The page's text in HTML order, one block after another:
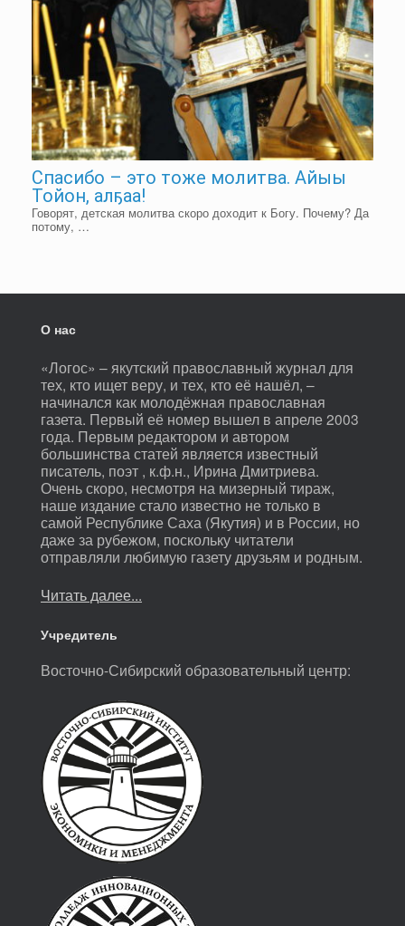
Спасибо – это тоже молитва. Айыы
Тойон, алҕаа!
Говорят, детская молитва скоро доходит к Богу. Почему? Да
потому, …
О нас
«Логос» – якутский православный журнал для
тех, кто ищет веру, и тех, кто её нашёл, –
начинался как молодёжная православная
газета. Первый её номер вышел в апреле 2003
года. Первым редактором и автором
большинства статей является известный
писатель, поэт , к.ф.н., Ирина Дмитриева.
Очень скоро, несмотря на мизерный тираж,
наше издание стало известно не только в
самой Республике Саха (Якутия) и в России, но
даже за рубежом, поскольку читатели
отправляли любимую газету друзьям и родным.
Читать далее...
Учредитель
Восточно-Сибирский образовательный центр: